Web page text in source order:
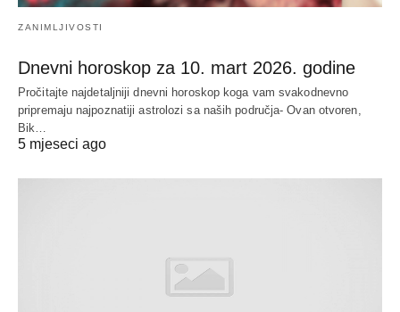
ZANIMLJIVOSTI
Dnevni horoskop za 10. mart 2026. godine
Pročitajte najdetaljniji dnevni horoskop koga vam svakodnevno
pripremaju najpoznatiji astrolozi sa naših područja- Ovan otvoren,
Bik…
5 mjeseci ago